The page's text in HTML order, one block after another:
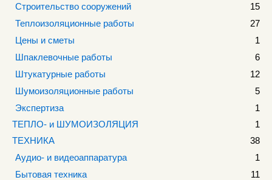
Строительство сооружений
15
Теплоизоляционные работы
27
Цены и сметы
1
Шпаклевочные работы
6
Штукатурные работы
12
Шумоизоляционные работы
5
Экспертиза
1
ТЕПЛО- и ШУМОИЗОЛЯЦИЯ
1
ТЕХНИКА
38
Аудио- и видеоаппаратура
1
Бытовая техника
11